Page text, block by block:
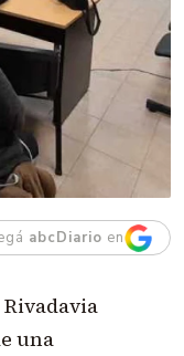
abcDiario en
una